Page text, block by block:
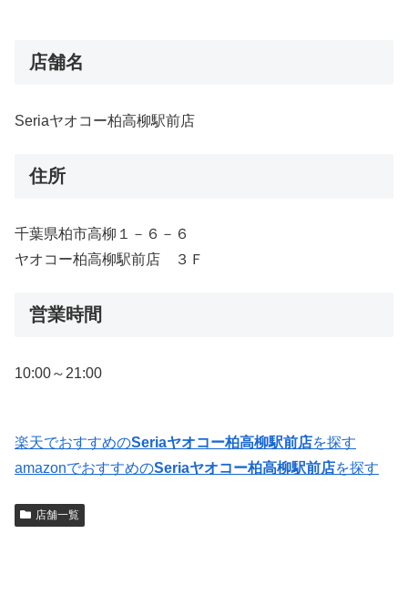
店舗名
Seriaヤオコー柏高柳駅前店
住所
千葉県柏市高柳１－６－６
ヤオコー柏高柳駅前店 ３Ｆ
営業時間
10:00～21:00
楽天でおすすめのSeriaヤオコー柏高柳駅前店を探す
amazonでおすすめのSeriaヤオコー柏高柳駅前店を探す
店舗一覧